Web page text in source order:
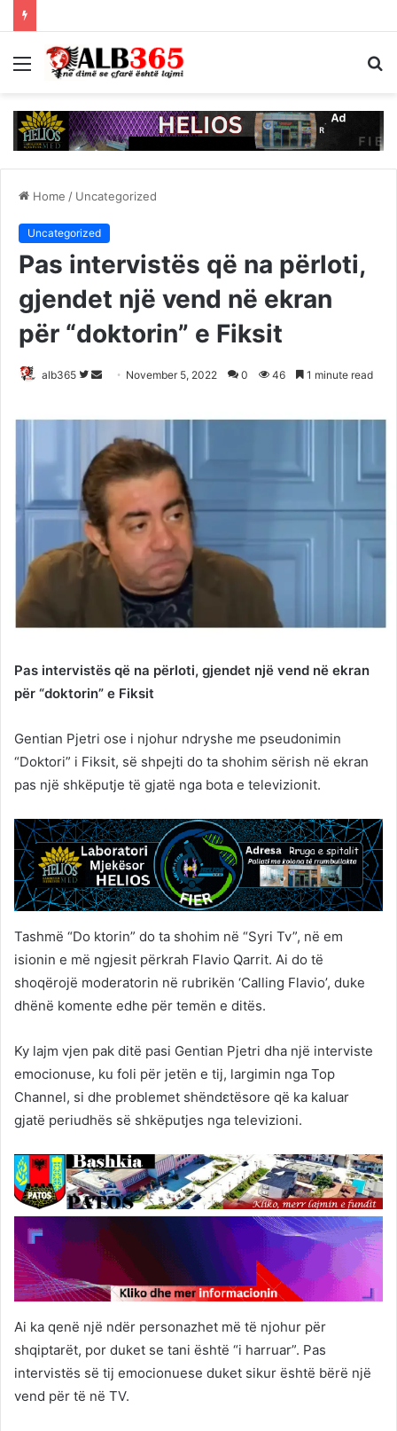
Menu
Home / Uncategorized
Uncategorized
Pas intervistës që na përloti,
gjendet një vend në ekran
për “doktorin” e Fiksit
alb365
Follow
Send November 5, 2022 0 46 1 minute read
Pas intervistës që na përloti, gjendet një vend në ekran
për “doktorin” e Fiksit
Gentian Pjetri ose i njohur ndryshe me pseudonimin
“Doktori” i Fiksit, së shpejti do ta shohim sërish në ekran
pas një shkëputje të gjatë nga bota e televizionit.
Tashmë “Do ktorin” do ta shohim në “Syri Tv”, në em
isionin e më ngjesit përkrah Flavio Qarrit. Ai do të
shoqërojë moderatorin në rubrikën ‘Calling Flavio’, duke
dhënë komente edhe për temën e ditës.
Ky lajm vjen pak ditë pasi Gentian Pjetri dha një interviste
emocionuse, ku foli për jetën e tij, largimin nga Top
Channel, si dhe problemet shëndεtësore që ka kaluar
gjatë periudhës së shkëputjes nga televizioni.
Ai ka qenë një ndër personazhet më të njohur për
shqiptarët, por duket se tani është “i harruar”. Pas
intervistës së tij emocionuese duket sikur është bërë një
vend për të në TV.